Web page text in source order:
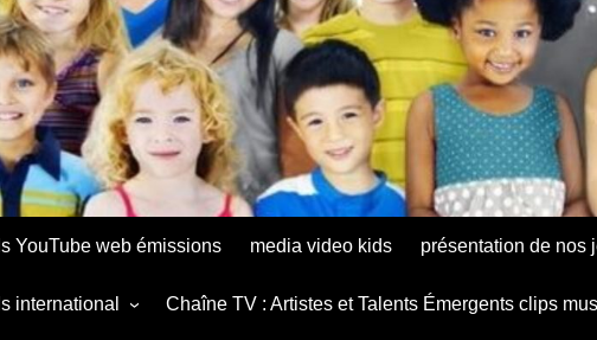
YouTube web émissions media video kids présentation de nos
Astrid Muthu Kids
international Chaîne TV : Artistes et Talents Émergents clips